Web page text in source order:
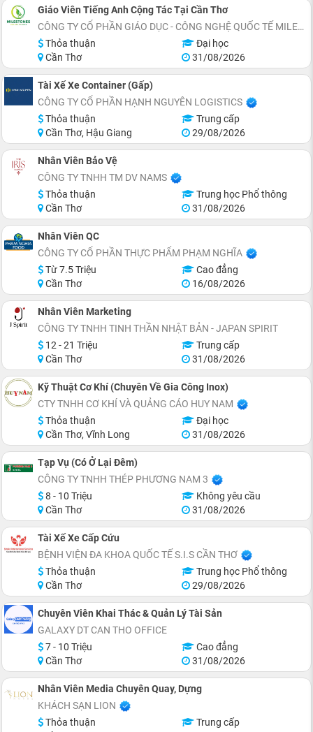
Giáo Viên Tiếng Anh Cộng Tác Tại Cần Thơ
CÔNG TY CỔ PHẦN GIÁO DỤC - CÔNG NGHỆ QUỐC TẾ MILESTONES
Thỏa thuận
Đại học
Cần Thơ
31/08/2026
Tài Xế Xe Container (Gấp)
CÔNG TY CỔ PHẦN HẠNH NGUYÊN LOGISTICS
Thỏa thuận
Trung cấp
Cần Thơ, Hậu Giang
29/08/2026
Nhân Viên Bảo Vệ
CÔNG TY TNHH TM DV NAMS
Thỏa thuận
Trung học Phổ thông
Cần Thơ
31/08/2026
Nhân Viên QC
CÔNG TY CỔ PHẦN THỰC PHẨM PHẠM NGHĨA
Từ 7.5 Triệu
Cao đẳng
Cần Thơ
16/08/2026
Nhân Viên Marketing
CÔNG TY TNHH TINH THẦN NHẬT BẢN - JAPAN SPIRIT
12 - 21 Triệu
Trung cấp
Cần Thơ
31/08/2026
Kỹ Thuật Cơ Khí (Chuyên Về Gia Công Inox)
CTY TNHH CƠ KHÍ VÀ QUẢNG CÁO HUY NAM
Thỏa thuận
Đại học
Cần Thơ, Vĩnh Long
31/08/2026
Tạp Vụ (Có Ở Lại Đêm)
CÔNG TY TNHH THÉP PHƯƠNG NAM 3
8 - 10 Triệu
Không yêu cầu
Cần Thơ
31/08/2026
Tài Xế Xe Cấp Cứu
BỆNH VIỆN ĐA KHOA QUỐC TẾ S.I.S CẦN THƠ
Thỏa thuận
Trung học Phổ thông
Cần Thơ
29/08/2026
Chuyên Viên Khai Thác & Quản Lý Tài Sản
GALAXY DT CAN THO OFFICE
7 - 10 Triệu
Cao đẳng
Cần Thơ
31/08/2026
Nhân Viên Media Chuyên Quay, Dựng
KHÁCH SẠN LION
Thỏa thuận
Trung cấp